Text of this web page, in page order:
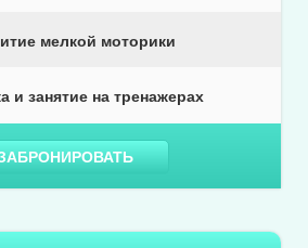
мелкой моторики
и занятие на тренажерах